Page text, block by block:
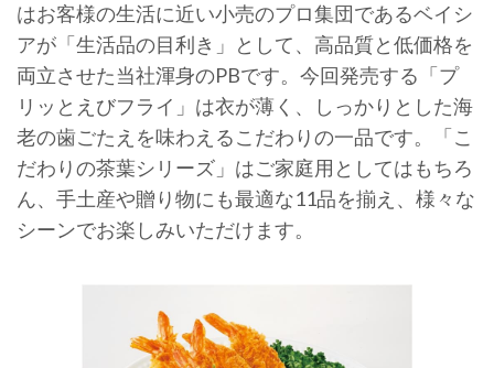
はお客様の生活に近い小売のプロ集団であるベイシ
アが「生活品の目利き」として、高品質と低価格を
両立させた当社渾身のPBです。今回発売する「プ
リッとえびフライ」は衣が薄く、しっかりとした海
老の歯ごたえを味わえるこだわりの一品です。「こ
だわりの茶葉シリーズ」はご家庭用としてはもちろ
ん、手土産や贈り物にも最適な11品を揃え、様々な
シーンでお楽しみいただけます。